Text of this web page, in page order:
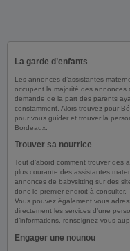
La garde d’enfants
Les annonces d’assistantes
occupent la majorité des annonces
demande de la part des parents
constamment. Alors trouvez pour
pour vous guider et trouver la
Bordeaux.
Trouver sa nourrice
Tout d’abord comment trouver
plus courante des assistantes
annonces de babysitting sur des
donc le premier endroit à consulter.
Vous pouvez également vous
directement les services d’une
d’informations, renseignez-vous
Engager une nounou